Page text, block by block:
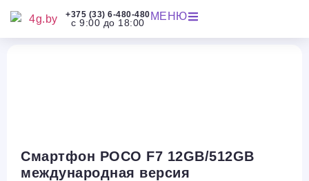
+375 (33) 6-480-480
с 9:00 до 18:00
МЕНЮ
Смартфон POCO F7 12GB/512GB
международная версия